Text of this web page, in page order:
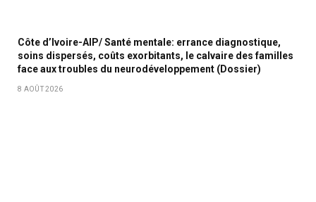
Côte d’Ivoire-AIP/ Santé mentale: errance diagnostique,
soins dispersés, coûts exorbitants, le calvaire des familles
face aux troubles du neurodéveloppement (Dossier)
8 AOÛT 2026